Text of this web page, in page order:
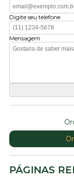
Digite seu telefone
Mensagem
PÁGINAS